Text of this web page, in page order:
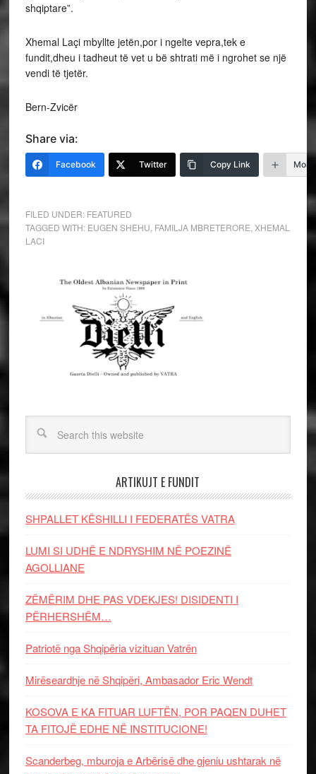
shqiptare”.
Xhemal Laçi mbyllte jetën,por i ngelte vepra,tek e
fundit,dheu i tadheut të vet u bë shtrati më i ngrohet se një
vendi të tjetër.
Bern-Zvicër
Share via:
Facebook Twitter Copy Link More
FILED UNDER: FEATURED
TAGGED WITH: EUGEN SHEHU FAMILJA MBRETERORE XHEMAL
LACI
ARTIKUJT E FUNDIT
SHPALLET KËSHILLI I FEDERATËS VATRA
LUMI SI UDHË E NDRYSHIM NË POEZINË
AGOLLIANE
ZËMËRIM DHE PAS VDEKJES! DISIDENTI I
PËRHERSHËM…
Patriotë nga Shqipëria vizituan Vatrën
Mirëseardhje në Shqipëri, Ambasador Eric Wendt
KOSOVA E KA FITUAR LUFTËN, POR PAQEN DUHET
TA FITOJË EDHE NË INSTITUCIONE!
Scanderbeg, mburoja e Arbërisë dhe gjeniu ushtarak në